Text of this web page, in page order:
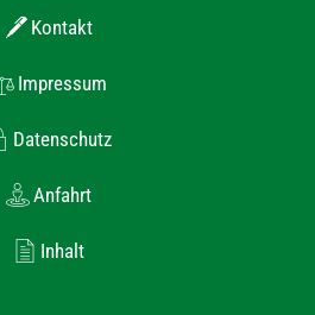
Kontakt
Impressum
Datenschutz
Anfahrt
Inhalt